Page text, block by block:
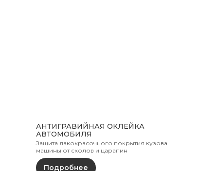
Защита лакокрасочного покрытия кузова
машины от сколов и царапин
АНТИГРАВИЙНАЯ ОКЛЕЙКА
АВТОМОБИЛЯ
Подробнее